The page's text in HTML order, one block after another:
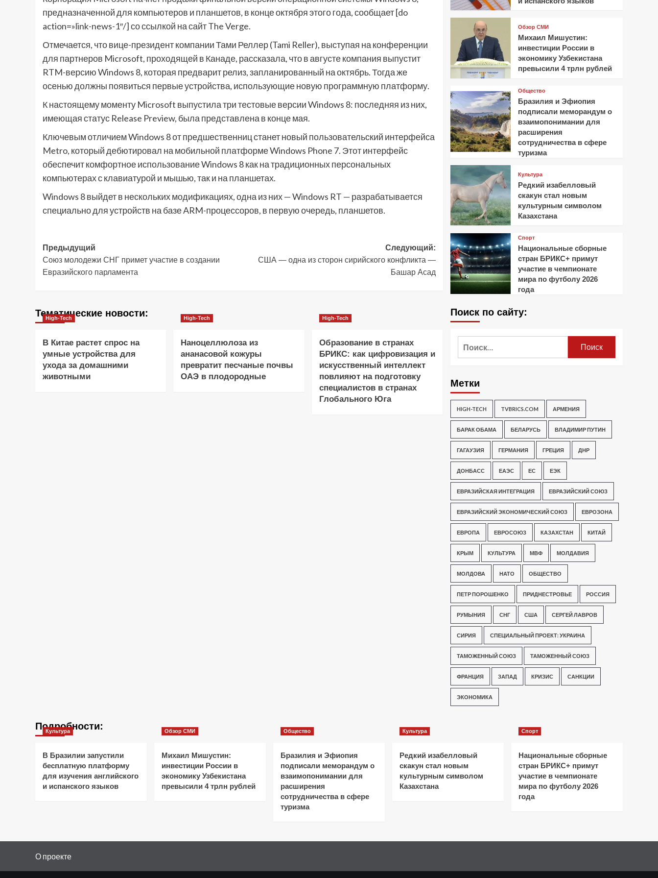
предназначенной для компьютеров и планшетов, в конце октября этого года, сообщает [do
action=»link-news-1″/] со ссылкой на сайт The Verge.
Отмечается, что вице-президент компании Тами Реллер (Tami Reller), выступая на конференции
для партнеров Microsoft, проходящей в Канаде, рассказала, что в августе компания выпустит
RTM-версию Windows 8, которая предварит релиз, запланированный на октябрь. Тогда же
осенью должны появиться первые устройства, использующие новую программную платформу.
К настоящему моменту Microsoft выпустила три тестовые версии Windows 8: последняя из них,
имеющая статус Release Preview, была представлена в конце мая.
Ключевым отличием Windows 8 от предшественниц станет новый пользовательский интерфейса
Metro, который дебютировал на мобильной платформе Windows Phone 7. Этот интерфейс
обеспечит комфортное использование Windows 8 как на традиционных персональных
компьютерах с клавиатурой и мышью, так и на планшетах.
Windows 8 выйдет в нескольких модификациях, одна из них — Windows RT — разрабатывается
специально для устройств на базе ARM-процессоров, в первую очередь, планшетов.
Навигация
записи
Предыдущий
Союз молодежи СНГ примет участие в создании
Евразийского парламента
Следующий:
США — одна из сторон сирийского конфликта —
Башар Асад
Тематические новости:
High-Tech
В Китае растет спрос на
умные устройства для
ухода за домашними
животными
High-Tech
Наноцеллюлоза из
ананасовой кожуры
превратит песчаные почвы
ОАЭ в плодородные
High-Tech
Образование в странах
БРИКС: как цифровизация и
искусственный интеллект
повлияют на подготовку
специалистов в странах
Глобального Юга
Обзор СМИ
Михаил Мишустин:
инвестиции России в
экономику Узбекистана
превысили 4 трлн рублей
Общество
Бразилия и Эфиопия
подписали меморандум о
взаимопонимании для
расширения
сотрудничества в сфере
туризма
Культура
Редкий изабелловый
скакун стал новым
культурным символом
Казахстана
Спорт
Национальные сборные
стран БРИКС+ примут
участие в чемпионате
мира по футболу 2026
года
Поиск по сайту:
Метки
HIGH-TECH TVBRICS.COM АРМЕНИЯ
БАРАК ОБАМА БЕЛАРУСЬ ВЛАДИМИР ПУТИН
ГАГАУЗИЯ ГЕРМАНИЯ ГРЕЦИЯ ДНР
ДОНБАСС ЕАЭС ЕС ЕЭК
ЕВРАЗИЙСКАЯ ИНТЕГРАЦИЯ ЕВРАЗИЙСКИЙ СОЮЗ
ЕВРАЗИЙСКИЙ ЭКОНОМИЧЕСКИЙ СОЮЗ ЕВРОЗОНА
ЕВРОПА ЕВРОСОЮЗ КАЗАХСТАН КИТАЙ
КРЫМ КУЛЬТУРА МВФ МОЛДАВИЯ
МОЛДОВА НАТО ОБЩЕСТВО
ПЕТР ПОРОШЕНКО ПРИДНЕСТРОВЬЕ РОССИЯ
РУМЫНИЯ СНГ США СЕРГЕЙ ЛАВРОВ
СИРИЯ СПЕЦИАЛЬНЫЙ ПРОЕКТ: УКРАИНА
ТАМОЖЕННЫЙ СОЮЗ ТАМОЖЕННЫЙ СОЮЗ
ФРАНЦИЯ ЗАПАД КРИЗИС САНКЦИИ
ЭКОНОМИКА
Подробности:
Культура
В Бразилии запустили
бесплатную платформу
для изучения английского
и испанского языков
Обзор СМИ
Михаил Мишустин:
инвестиции России в
экономику Узбекистана
превысили 4 трлн рублей
Общество
Бразилия и Эфиопия
подписали меморандум о
взаимопонимании для
расширения
сотрудничества в сфере
туризма
Культура
Редкий изабелловый
скакун стал новым
культурным символом
Казахстана
Спорт
Национальные сборные
стран БРИКС+ примут
участие в чемпионате
мира по футболу 2026
года
О проекте